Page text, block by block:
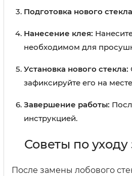
Подготовка нового
Нанесение клея:
необходимом для
Установка нового стекла:
зафиксируйте его на
Завершение работы:
инструкцией.
Советы по
После замены лобового